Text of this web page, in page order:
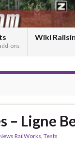
ons
Wiki
– Ligne
RailWorks, Tests